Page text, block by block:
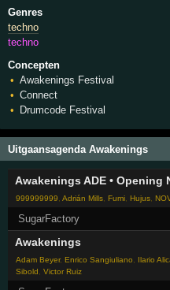
Genres
techno
techno
Concepten
Awakenings Festival
Connect
Drumcode Festival
Uitgaansagenda Awakenings
Awakenings ADE • Opening
999999999 ,Adrián Mills ,Fumi ,Hujus ,
SugarFactory
Awakenings
Adam Beyer,Enrico Sangiuliano Ilario
Sibold
,Victor Ruiz